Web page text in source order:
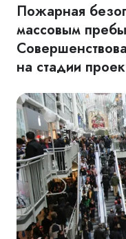
Пожарная
массовым
на стадии